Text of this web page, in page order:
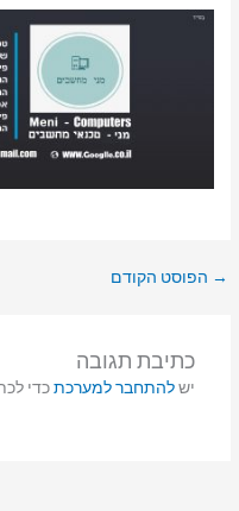
→ הפוסט הקודם
כתיבת תגובה
ישלהתחבר למערכתכדי